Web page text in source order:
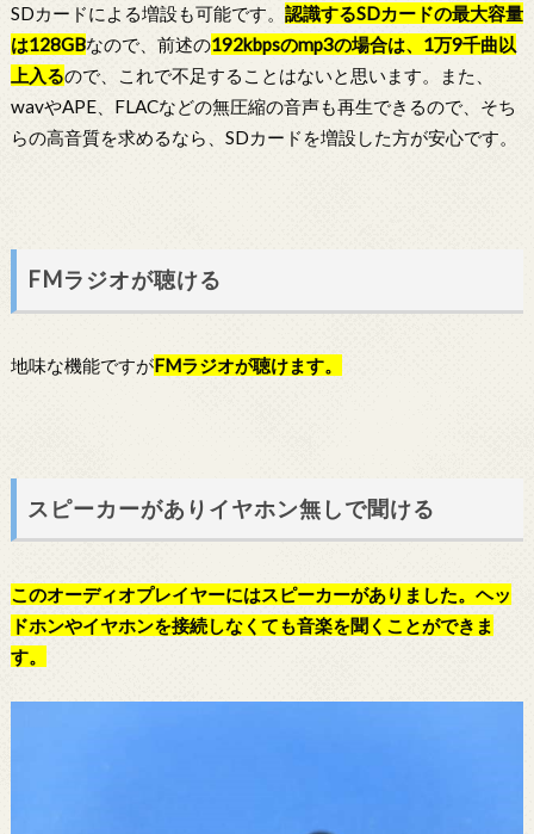
SDカードによる増設も可能です。 認識するSDカードの最大容量
は128GBなので、前述の192kbpsのmp3の場合は、1万9千曲以
上入るので、これで不足することはないと思います。また、
wavやAPE、FLACなどの無圧縮の音声も再生できるので、そち
らの高音質を求めるなら、SDカードを増設した方が安心です。
FMラジオが聴ける
地味な機能ですがFMラジオが聴けます。
スピーカーがありイヤホン無しで聞ける
このオーディオプレイヤーにはスピーカーがありました。ヘッ
ドホンやイヤホンを接続しなくても音楽を聞くことができま
す。